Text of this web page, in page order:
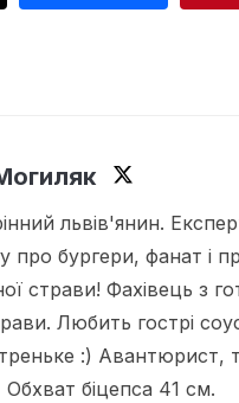
львів'янин.
про бургери, фанат і
страви! Фахівець з
Любить гострі
:) Авантюрист,
біцепса 41 см.